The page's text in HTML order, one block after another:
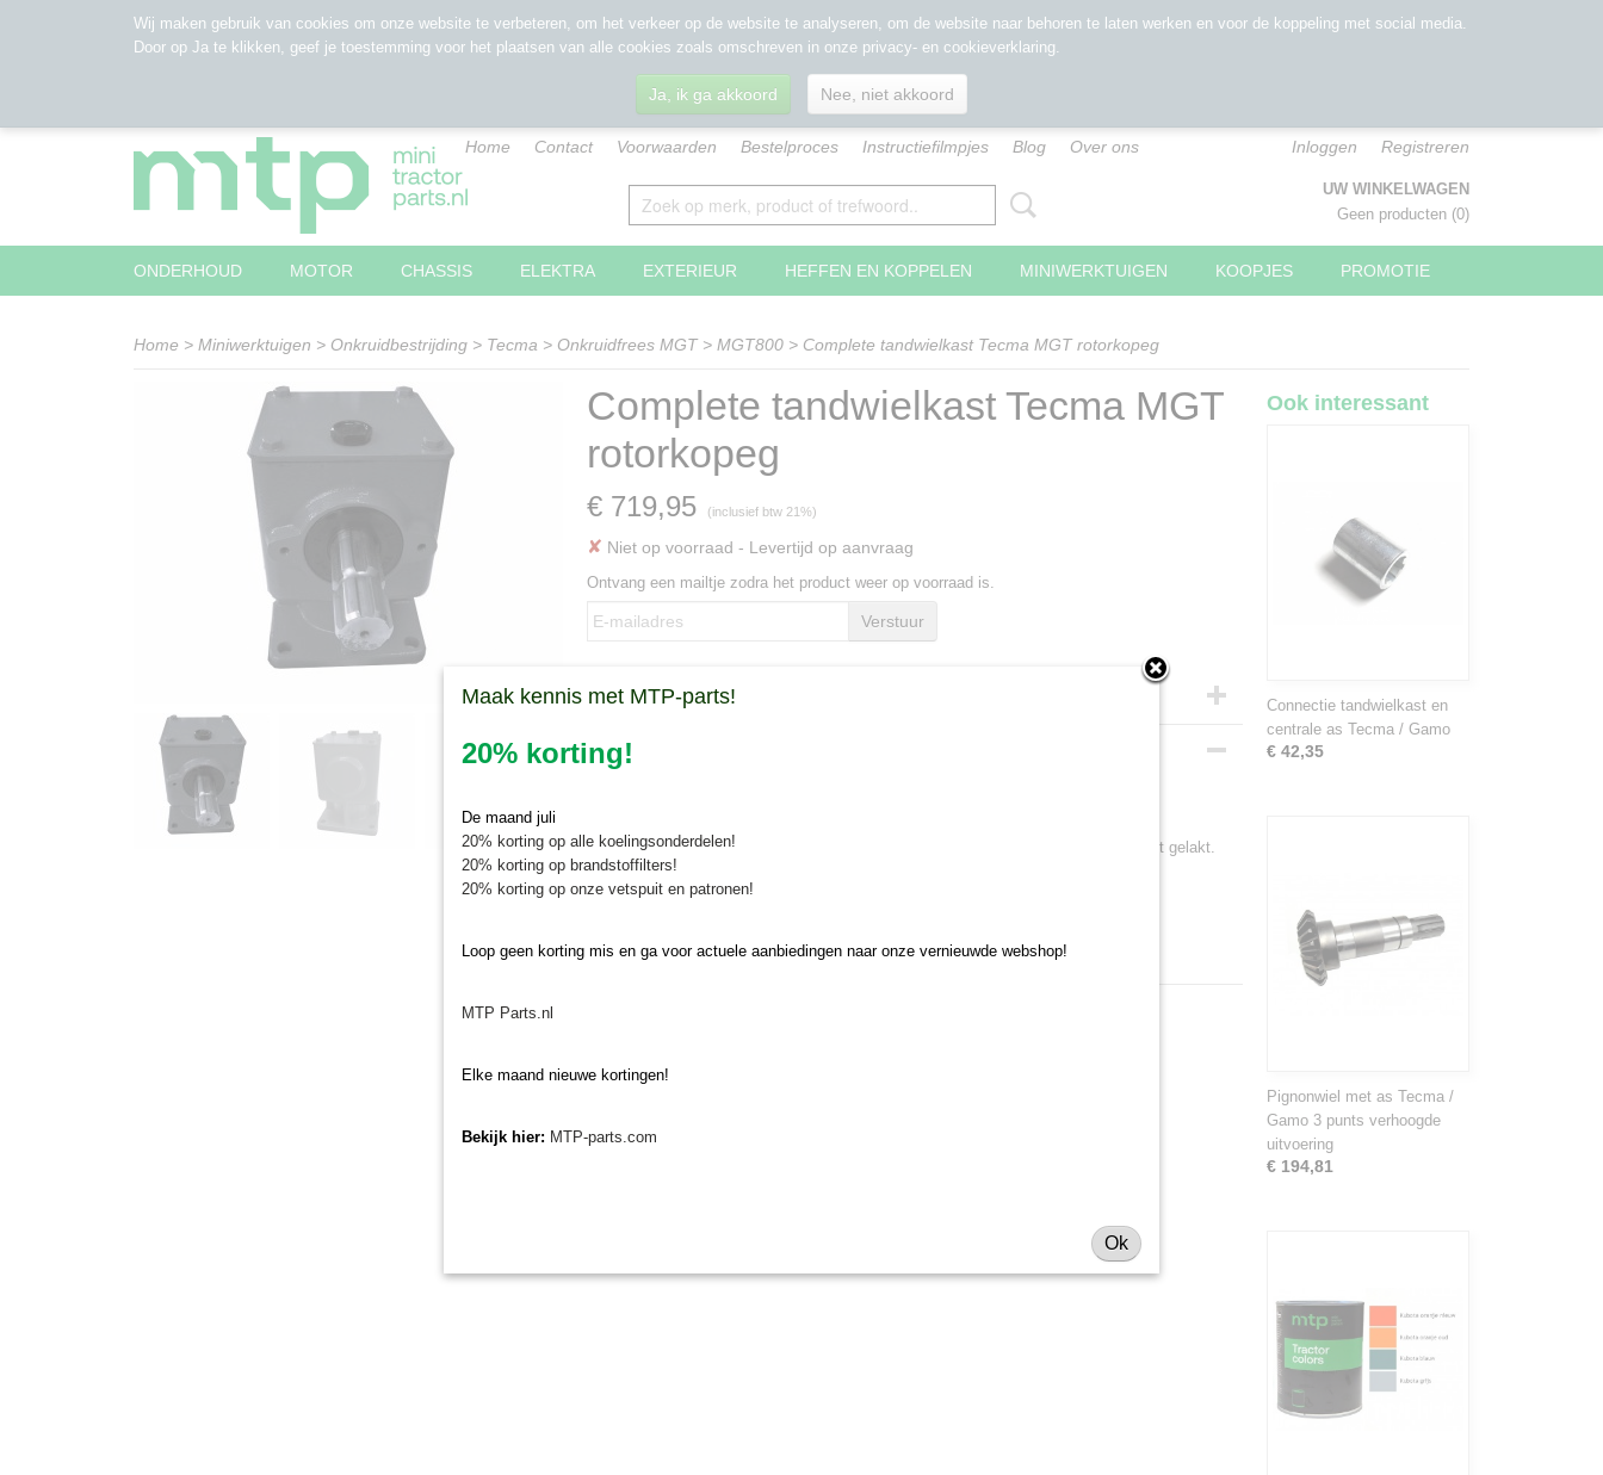
Home Contact Voorwaarden Bestelproces Instructiefilmpjes Blog Over ons Inloggen Registreren
UW WINKELWAGEN
Geen producten (0)
ONDERHOUD MOTOR CHASSIS ELEKTRA EXTERIEUR HEFFEN EN KOPPELEN MINIWERKTUIGEN KOOPJES PROMOTIE
Home > Miniwerktuigen > Onkruidbestrijding > Tecma > Onkruidfrees MGT> MGT800 > Complete tandwielkast Tecma MGT rotorkopeg
Complete tandwielkast Tecma MGT
rotorkopeg
€ 719,95 (inclusief btw 21%)
✘ Niet op voorraad - Levertijd op aanvraag
Ontvang een mailtje zodra het product weer op voorraad is.
Verstuur
Specificaties
Omschrijving
Complete tandwielkast voor Tecma MGT rotorkopeg. Deze uitvoering is grijs en niet gelakt.
Diameter verticale as: ca. 28 mm
Diameter horizontale as: ca. 33 mm
Ook geschikt voor Gamo rotorkopeggen
Ook interessant
Connectie tandwielkast en
centrale as Tecma / Gamo
€ 42,35
Pignonwiel met as Tecma /
Gamo 3 punts verhoogde
uitvoering
€ 194,81
Wij maken gebruik van cookies om onze website te verbeteren, om het verkeer op de website te analyseren, om de website naar behoren te laten werken en voor de koppeling met social media.
Door op Ja te klikken, geef je toestemming voor het plaatsen van alle cookies zoals omschreven in onze privacy- en cookieverklaring.
Ja, ik ga akkoord Nee, niet akkoord
Maak kennis met MTP-parts!
20% korting!
De maand juli
20% korting op alle koelingsonderdelen!
20% korting op brandstoffilters!
20% korting op onze vetspuit en patronen!
Loop geen korting mis en ga voor actuele aanbiedingen naar onze vernieuwde webshop!
MTP Parts.nl
Elke maand nieuwe kortingen!
Bekijk hier: MTP-parts.com
Ok